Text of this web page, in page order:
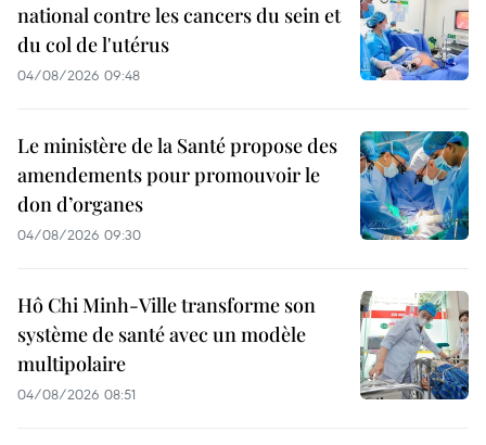
national contre les cancers du sein et
du col de l'utérus
04/08/2026 09:48
Le ministère de la Santé propose des
amendements pour promouvoir le
don d’organes
04/08/2026 09:30
Hô Chi Minh-Ville transforme son
système de santé avec un modèle
multipolaire
04/08/2026 08:51